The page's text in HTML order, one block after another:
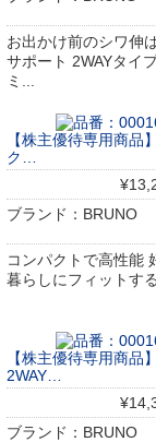
お出かけ前のシワ伸
サポート 2WAYタイ
ミ...
【株主優待専用商品
ク…
ブランド：BRUNO
コンパクトで高性能
暮らしにフィットす
【株主優待専用商品
2WAY…
ブランド：BRUNO